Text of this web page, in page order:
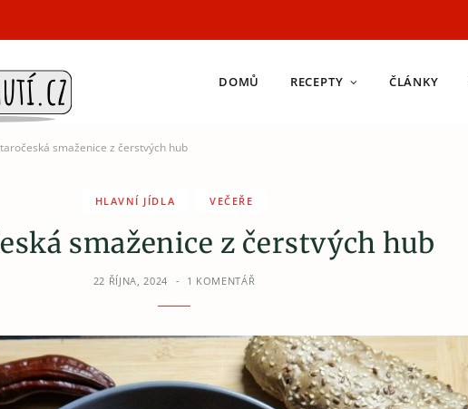
DOMŮ RECEPTY ČLÁNKY
smaženice z čerstvých hub
HLAVNÍ JÍDLA VEČEŘE
smaženice z čerstvých hub
22 ŘÍJNA, 2024 1 KOMENTÁŘ